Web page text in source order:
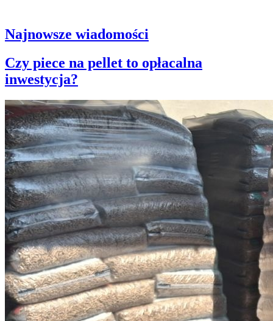
Najnowsze wiadomości
Czy piece na pellet to opłacalna
inwestycja?